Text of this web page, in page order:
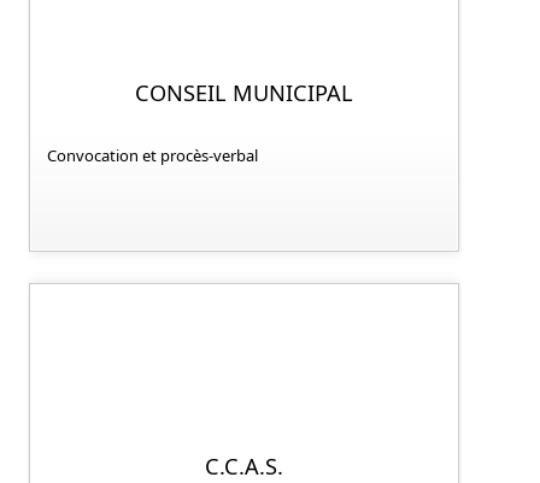
CONSEIL MUNICIPAL
Convocation et procès-verbal
C.C.A.S.